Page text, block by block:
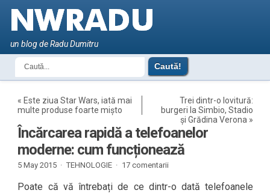
un blog de Radu Dumitru
« Este ziua Star Wars, iată mai
multe produse foarte mișto
Trei dintr-o lovitură:
burgeri la Simbio, Stadio
și Grădina Verona »
Încărcarea rapidă a telefoanelor
moderne: cum funcționează
5 May 2015 · TEHNOLOGIE · 17 comentarii
Poate că vă întrebați de ce dintr-o dată telefoanele